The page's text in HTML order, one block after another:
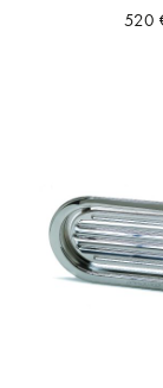
520